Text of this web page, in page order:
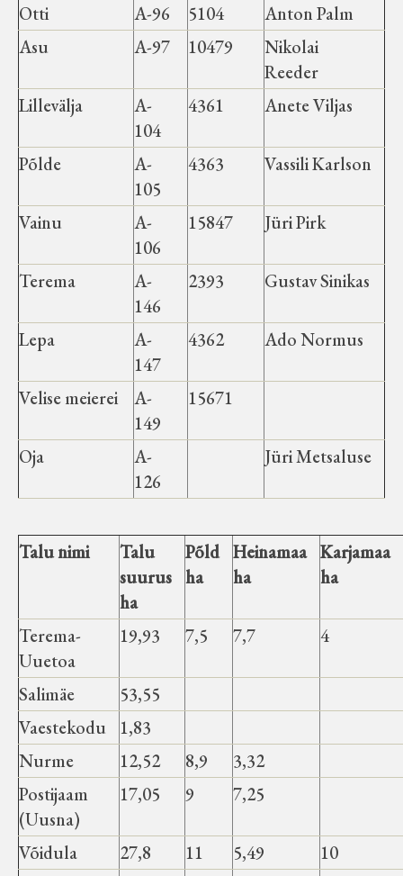
Otti
A-96 5104
Anton Palm
Asu
A-97 10479
Nikolai
Reeder
Lillevälja
A-
104
4361 Anete Viljas
Põlde
A-
105
4363 Vassili Karlson
Vainu
A-
106
15847 Jüri Pirk
Terema
A-
146
2393 Gustav Sinikas
Lepa
A-
147
4362 Ado Normus
Velise meierei
A-
149
15671
Oja
A-
126
Jüri Metsaluse
Talu nimi
Talu
suurus
ha
Põld
ha
Heinamaa
ha
Karjamaa
ha
Terema-
Uuetoa
19,93 7,5 7,7 4
Salimäe
53,55
Vaestekodu
1,83
Nurme
12,52 8,9
3,32
Postijaam
(Uusna)
17,05 9 7,25
Võidula 27,8 11 5,49
10